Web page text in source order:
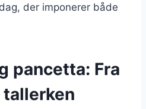
der imponerer både
pancetta: Fra